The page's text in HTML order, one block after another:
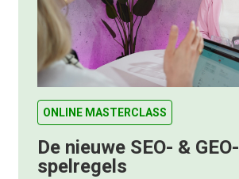
ONLINE MASTERCLASS
De nieuwe SEO- & GEO-
spelregels